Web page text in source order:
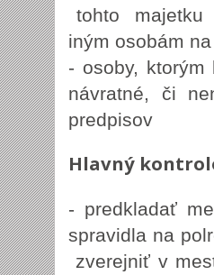
tohto majetku
iným osobám
- osoby,
návratné, či
predpisov
Hlavný
- predkladať
spravidla na
zverejniť v